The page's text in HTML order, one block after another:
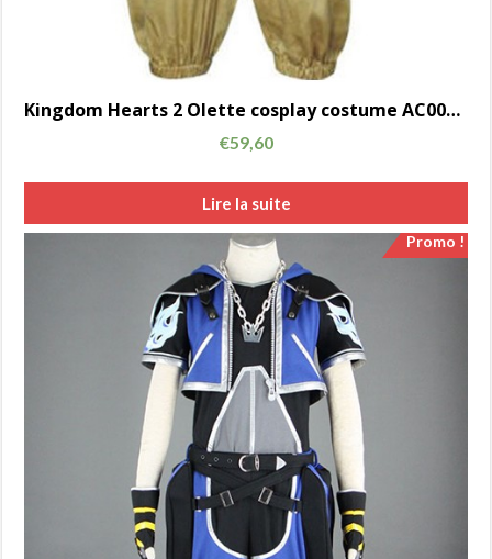
Kingdom Hearts 2 Olette cosplay costume AC00723
€59,60
Lire la suite
Promo !